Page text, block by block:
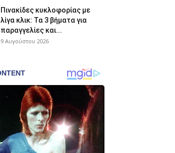
Πινακίδες κυκλοφορίας με
λίγα κλικ: Τα 3 βήματα για
παραγγελίες και...
9 Αυγούστου 2026